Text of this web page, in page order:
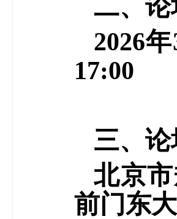
二、
2026
17:00
三、
北京
前门东